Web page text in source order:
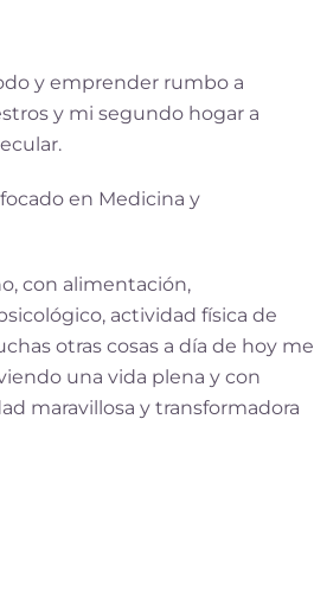
y emprender rumbo a
y mi segundo hogar a
en Medicina y
con alimentación,
actividad física de
otras cosas a día de hoy me
una vida plena y con
maravillosa y transformadora